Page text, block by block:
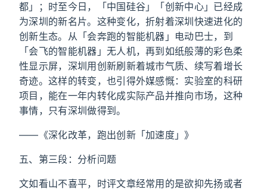
都」；时至今日，「中国硅谷」「创新中心」已经成
为深圳的新名片。这种变化，折射着深圳快速进化的
创新生态。从「会奔跑的智能机器」电动巴士，到
「会飞的智能机器」无人机，再到如纸般薄的彩色柔
性显示屏，深圳用创新刷新着城市气质、续写着增长
奇迹。这样的转变，也引得外媒感慨：实验室的科研
项目，能在一年内转化成实际产品并推向市场，这种
事情，只有深圳做得到。
——《深化改革，跑出创新「加速度」》
五、第三段：分析问题
文如看山不喜平，时评文章经常用的是欲抑先扬或者